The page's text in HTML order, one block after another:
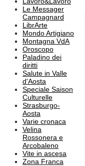
Le Messager
Campagnard
LibrArte
Mondo Artigiano
Montagna VdA
Oroscopo
Paladino dei
diritti
Salute in Valle
d'Aosta
Speciale Saison
Culturelle
Strasburgo-
Aosta
Varie cronaca
Velina
Rossonera e
Arcobaleno
Vite in ascesa
Zona Franca